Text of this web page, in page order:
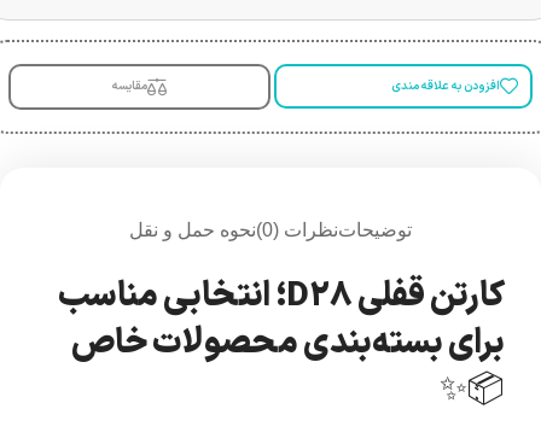
افزودن به علاقه مندی مقایسه
توضیحاتنظرات (0) نحوه حمل و نقل
کارتن قفلی D28؛ انتخابی مناسب
برای بسته‌بندی محصولات خاص
📦✨